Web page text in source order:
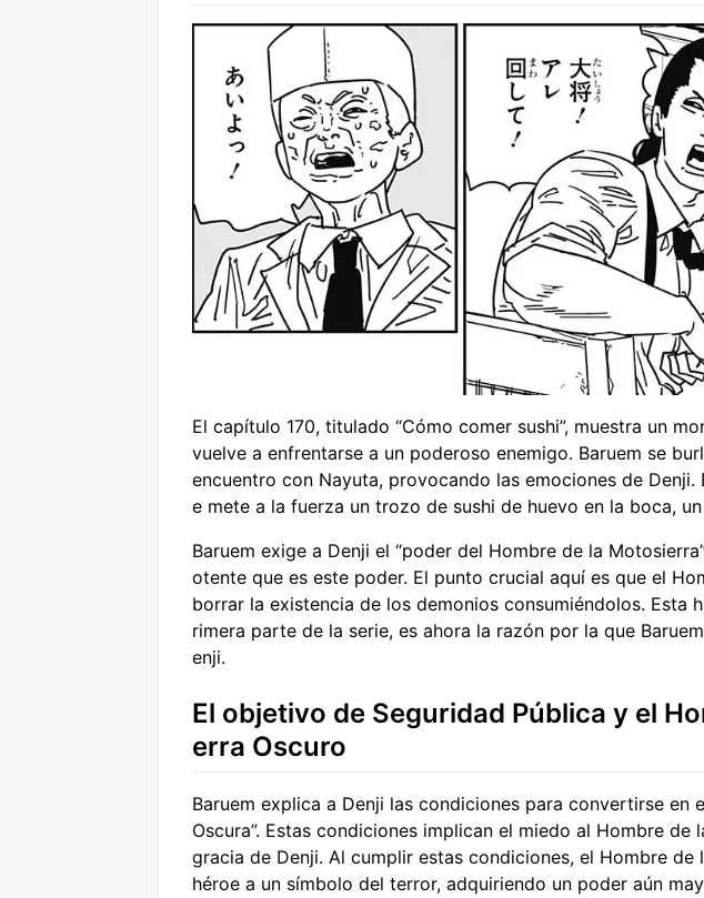
El capítulo 170, titulado “Cómo comer sushi”, muestra un
vuelve a enfrentarse a un poderoso enemigo. Baruem se
encuentro con Nayuta, provocando las emociones de Denji.
e mete a la fuerza un trozo de sushi de huevo en la boca,
Baruem exige a Denji el “poder del Hombre de la
otente que es este poder. El punto crucial aquí es que el
borrar la existencia de los demonios consumiéndolos. Esta
rimera parte de la serie, es ahora la razón por la que
enji.
El objetivo de Seguridad Pública y el
erra Oscuro
Baruem explica a Denji las condiciones para convertirse en
Oscura”. Estas condiciones implican el miedo al Hombre
gracia de Denji. Al cumplir estas condiciones, el Hombre de
héroe a un símbolo del terror, adquiriendo un poder aún